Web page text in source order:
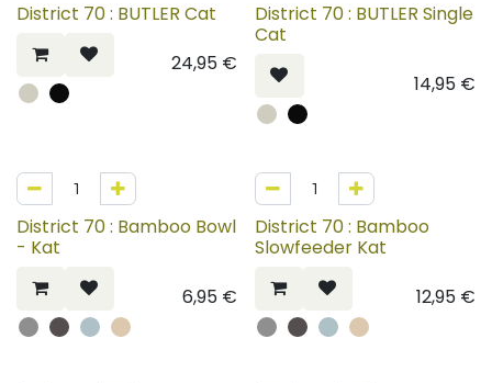
District 70 : BUTLER Cat
24,95€
District 70 : BUTLER Single
Cat
14,95€
District 70 : Bamboo Bowl
- Kat
6,95€
District 70 : Bamboo
Slowfeeder Kat
12,95€